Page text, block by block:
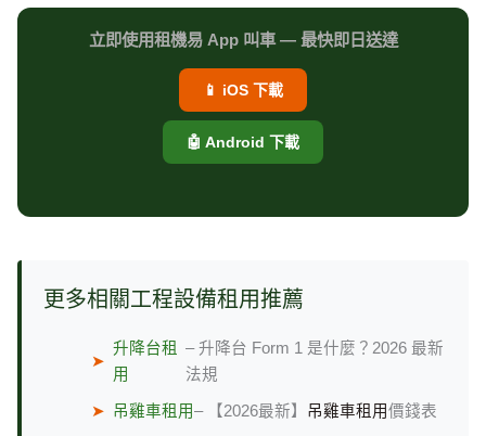
立即使用租機易 App 叫車 — 最快即日送達
📱 iOS 下載
🤖 Android 下載
更多相關工程設備租用推薦
➤
升降台租
用
– 升降台 Form 1 是什麼？2026 最新
法規
➤ 吊雞車租用– 【2026最新】 吊雞車租用價錢表